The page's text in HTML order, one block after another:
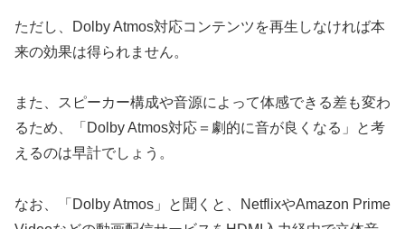
ただし、Dolby Atmos対応コンテンツを再生しなければ本
来の効果は得られません。
また、スピーカー構成や音源によって体感できる差も変わ
るため、「Dolby Atmos対応＝劇的に音が良くなる」と考
えるのは早計でしょう。
なお、「Dolby Atmos」と聞くと、NetflixやAmazon Prime